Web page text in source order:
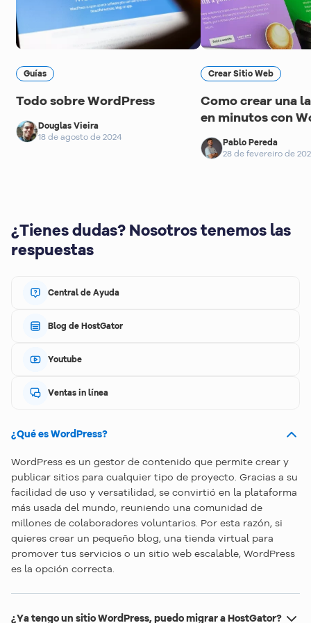
Guías
Todo sobre WordPress
Douglas Vieira
18 de agosto de 2024
Crear Sitio Web
Como crear una
en minutos con
Pablo Pereda
28 de fevereiro de
¿Tienes dudas? Nosotros tenemos las
respuestas
Central de Ayuda
Blog de HostGator
Youtube
Ventas in línea
¿Qué es WordPress?
WordPress es un gestor de contenido que permite crear y
publicar sitios para cualquier tipo de proyecto. Gracias a su
facilidad de uso y versatilidad, se convirtió en la plataforma
más usada del mundo, reuniendo una comunidad de
millones de colaboradores voluntarios. Por esta razón, si
quieres crear un pequeño blog, una tienda virtual para
promover tus servicios o un sitio web escalable, WordPress
es la opción correcta.
¿Ya tengo un sitio WordPress, puedo migrar a HostGator?